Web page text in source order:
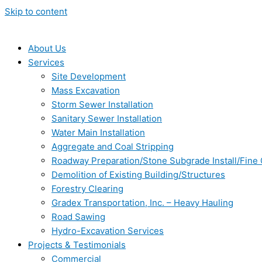
Skip to content
About Us
Services
Site Development
Mass Excavation
Storm Sewer Installation
Sanitary Sewer Installation
Water Main Installation
Aggregate and Coal Stripping
Roadway Preparation/Stone Subgrade Install/Fine
Demolition of Existing Building/Structures
Forestry Clearing
Gradex Transportation, Inc. – Heavy Hauling
Road Sawing
Hydro-Excavation Services
Projects & Testimonials
Commercial